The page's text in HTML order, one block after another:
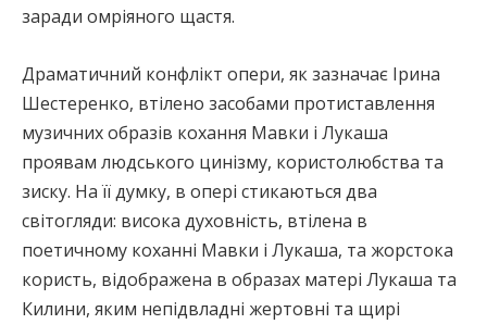
заради омріяного щастя.
Драматичний конфлікт опери, як зазначає Ірина
Шестеренко, втілено засобами протиставлення
музичних образів кохання Мавки і Лукаша
проявам людського цинізму, користолюбства та
зиску. На її думку, в опері стикаються два
світогляди: висока духовність, втілена в
поетичному коханні Мавки і Лукаша, та жорстока
користь, відображена в образах матері Лукаша та
Килини, яким непідвладні жертовні та щирі